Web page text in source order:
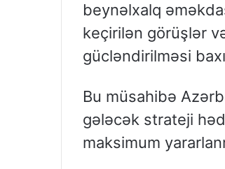
beynəlxalq
keçirilən görüşlər
gücləndirilməsi
Bu müsahibə
gələcək strateji
maksimum